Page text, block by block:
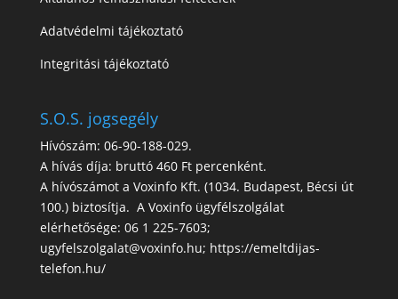
Adatvédelmi tájékoztató
Integritási tájékoztató
S.O.S. jogsegély
Hívószám: 06-90-188-029.
A hívás díja: bruttó 460 Ft percenként.
A hívószámot a Voxinfo Kft. (1034. Budapest, Bécsi út
100.) biztosítja. A Voxinfo ügyfélszolgálat
elérhetősége: 06 1 225-7603;
ugyfelszolgalat@voxinfo.hu; https://emeltdijas-
telefon.hu/